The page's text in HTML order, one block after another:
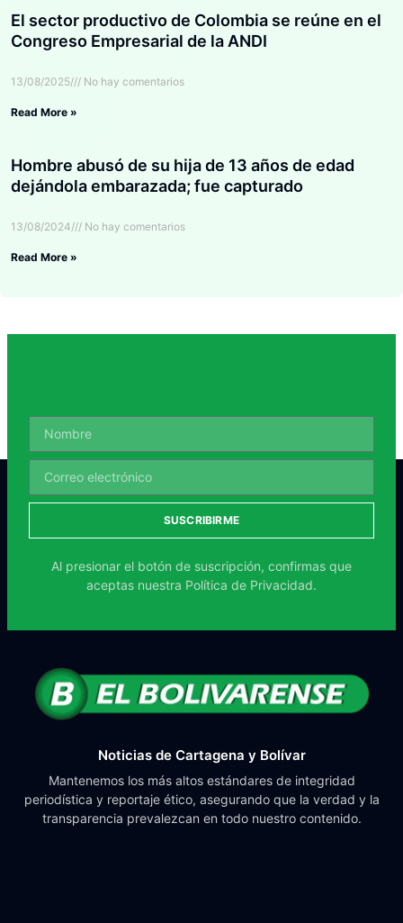
El sector productivo de Colombia se reúne en el
Congreso Empresarial de la ANDI
13/08/2025 No hay comentarios
Read More »
Hombre abusó de su hija de 13 años de edad
dejándola embarazada; fue capturado
13/08/2024 No hay comentarios
Read More »
SUSCRIBIRME
Al presionar el botón de suscripción, confirmas que
aceptas nuestra Política de Privacidad.
Noticias de Cartagena y Bolívar
Mantenemos los más altos estándares de integridad
periodística y reportaje ético, asegurando que la verdad y la
transparencia prevalezcan en todo nuestro contenido.